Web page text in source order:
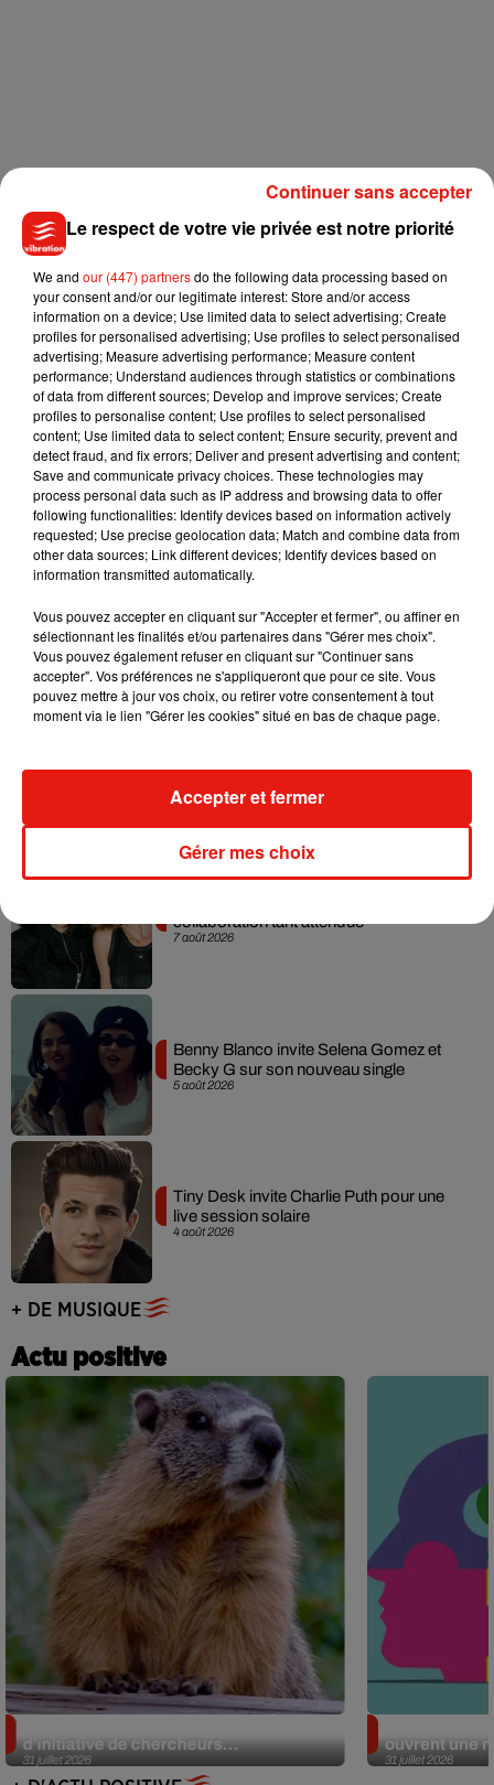
Musique
7 août 2026
Julien Lieb s’essaye à la vie de chatelain
dans son nouveau clip
7 août 2026
Madonna sort enfin le remix de « Love
Sensation » avec Kylie Minogue
7 août 2026
dansant de l’année
7 août 2026
collaboration tant attendue
5 août 2026
Benny Blanco invite Selena Gomez et
Becky G sur son nouveau single
4 août 2026
Tiny Desk invite Charlie Puth pour une
live session solaire
+ DE MUSIQUE
Actu positive
31 juillet 2026
d’initiative de chercheurs...
31 juillet 2026
ouvrent une
Le respect de votre vie privée est notre priorité
We and our (447) partnersdo the following data processing based on
your consent and/or our legitimate interest: Store and/or access
information on a device; Use limited data to select advertising; Create
profiles for personalised advertising; Use profiles to select personalised
advertising; Measure advertising performance; Measure content
performance; Understand audiences through statistics or combinations
of data from different sources; Develop and improve services; Create
profiles to personalise content; Use profiles to select personalised
content; Use limited data to select content; Ensure security, prevent and
detect fraud, and fix errors; Deliver and present advertising and content;
Save and communicate privacy choices. These technologies may
process personal data such as IP address and browsing data to offer
following functionalities: Identify devices based on information actively
requested; Use precise geolocation data; Match and combine data from
other data sources; Link different devices; Identify devices based on
information transmitted automatically.
Vous pouvez accepter en cliquant sur "Accepter et fermer", ou affiner en
sélectionnant les finalités et/ou partenaires dans "Gérer mes choix".
Vous pouvez également refuser en cliquant sur "Continuer sans
accepter". Vos préférences ne s'appliqueront que pour ce site. Vous
pouvez mettre à jour vos choix, ou retirer votre consentement à tout
moment via le lien "Gérer les cookies" situé en bas de chaque page.
Gérer mes choix
Accepter et fermer
Continuer sans accepter